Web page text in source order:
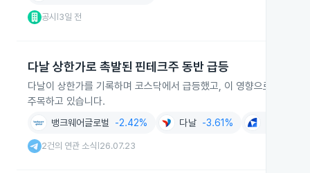
공시 3일 전
다날 상한가로 촉발된 핀테크주 동반 급등
다날이 상한가를 기록하며 코스닥에서 급등했고, 이 영향으로 미투
주목하고 있습니다.
뱅크웨어글로벌 -2.42% 다날 -3.61%
2건의 연관 소식 26.07.23